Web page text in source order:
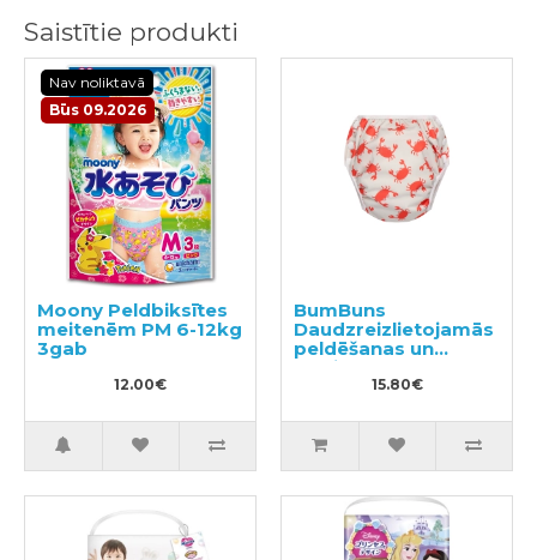
Saistītie produkti
Nav noliktavā
Būs 09.2026
Moony Peldbiksītes
meitenēm PM 6-12kg
3gab
12.00€
BumBuns
Daudzreizlietojamās
peldēšanas un
podiņmācību
autiņbiksīte M 11–15
15.80€